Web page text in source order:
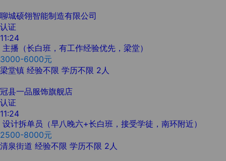
聊城硕翎智能制造有限公司
认证
11:24
主播（长白班，有工作经验优先，梁堂）
3000-6000元
梁堂镇 经验不限 学历不限 2人
冠县一品服饰旗舰店
认证
11:24
设计拆单员（早八晚六+长白班，接受学徒，南环附近）
2500-8000元
清泉街道 经验不限 学历不限 2人